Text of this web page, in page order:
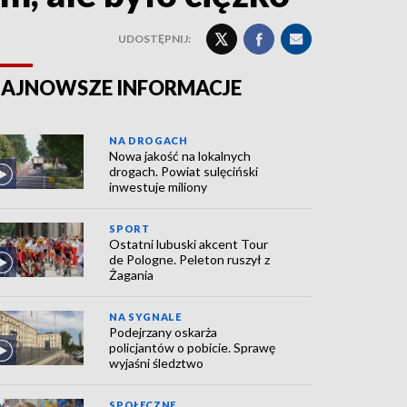
UDOSTĘPNIJ:
INFORMACJE
NA DROGACH
Nowa jakość na lokalnych
drogach. Powiat sulęciński
inwestuje miliony
SPORT
Ostatni lubuski akcent Tour
de Pologne. Peleton ruszył z
Żagania
NA SYGNALE
Podejrzany oskarża
policjantów o pobicie. Sprawę
wyjaśni śledztwo